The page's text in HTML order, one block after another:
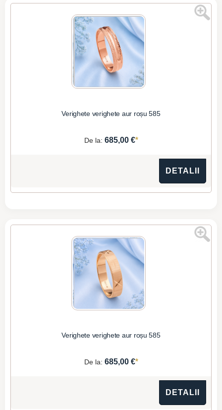
Verighete verighete aur roșu 585
De la: 685,00 €*
DETALII
Verighete verighete aur roșu 585
De la: 685,00 €*
DETALII